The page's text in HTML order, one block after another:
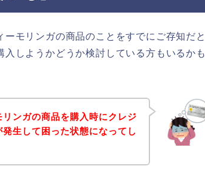
モリンガの商品のことをすでにご存知だと
しようかどうか検討している方もいるかも
ンガの商品を購入時にクレジ
生して困った状態になってし